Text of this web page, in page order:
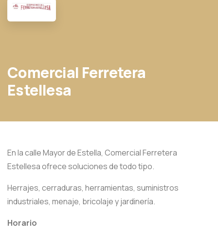
Comercial Ferretera
Estellesa
En la calle Mayor de Estella, Comercial Ferretera
Estellesa ofrece soluciones de todo tipo.
Herrajes, cerraduras, herramientas, suministros
industriales, menaje, bricolaje y jardinería.
Horario